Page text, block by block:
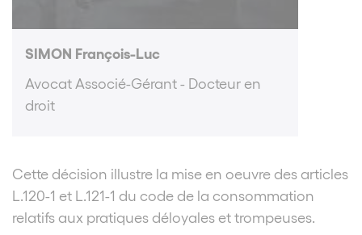
SIMON François-Luc
Avocat Associé-Gérant - Docteur en
droit
Cette décision illustre la mise en oeuvre des articles
L.120-1 et L.121-1 du code de la consommation
relatifs aux pratiques déloyales et trompeuses.